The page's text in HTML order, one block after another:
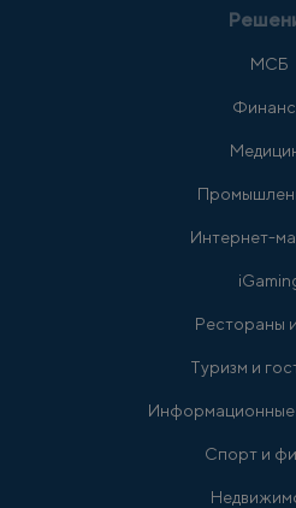
МСБ
Интернет-
Рестораны
Туризм и
Информационные
Спорт и